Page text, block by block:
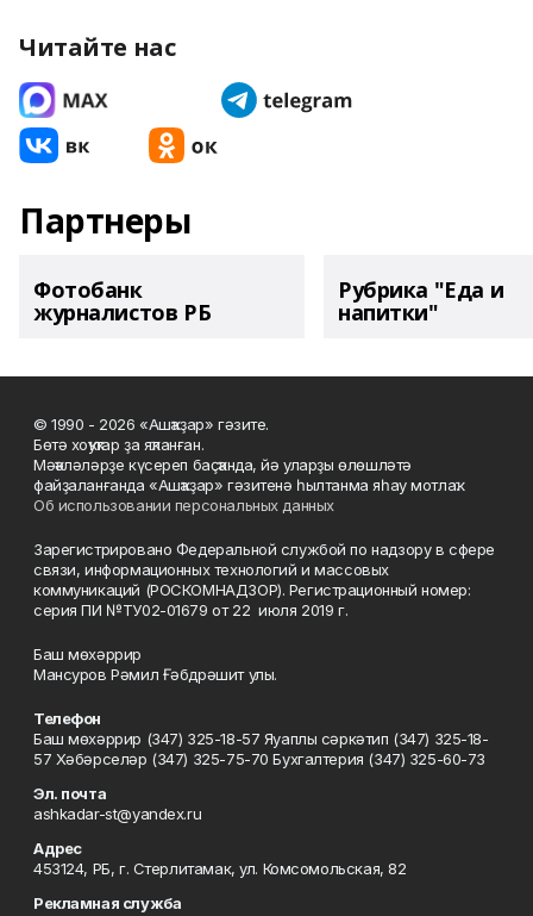
Читайте нас
Партнеры
Фотобанк
журналистов РБ
Рубрика "Еда и
напитки"
© 1990 - 2026 «Ашҡаҙар» гәзите.
Бөтә хоҡуҡтар ҙа яҡланған.
Мәҡәләләрҙе күсереп баҫҡанда, йә уларҙы өлөшләтә
файҙаланғанда «Ашҡаҙар» гәзитенә һылтанма яһау мотлаҡ.
Об использовании персональных данных
Зарегистрировано Федеральной службой по надзору в сфере
связи, информационных технологий и массовых
коммуникаций (РОСКОМНАДЗОР). Регистрационный номер:
серия ПИ №ТУ02-01679 от 22 июля 2019 г.
Баш мөхәррир
Мансуров Рәмил Ғәбдрәшит улы.
Телефон
Баш мөхәррир (347) 325-18-57 Яуаплы сәркәтип (347) 325-18-
57 Хәбәрселәр (347) 325-75-70 Бухгалтерия (347) 325-60-73
Эл. почта
ashkadar-st@yandex.ru
Адрес
453124, РБ, г. Стерлитамак, ул. Комсомольская, 82
Рекламная служба